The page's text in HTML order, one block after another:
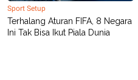
Sport Setup
Terhalang Aturan FIFA, 8 Negara
Ini Tak Bisa Ikut Piala Dunia